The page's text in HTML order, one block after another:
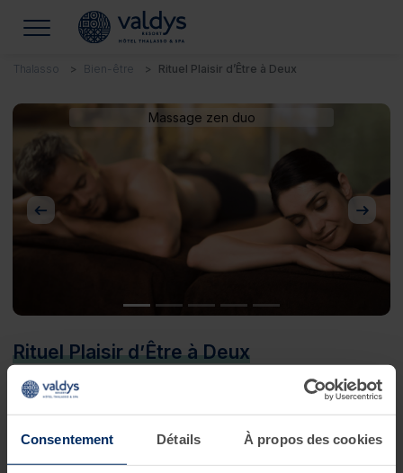
Consentement Détails À propos des cookies
Thalasso Bien-être Rituel Plaisir d’Être à Deux
Massage zen duo
Précédent
Rituel Plaisir d’Être à Deux
Besoin d'un moment bien-être à 2 ?
1 jour • 3 soins
Cerituel détente en couple,proposé parThalasso